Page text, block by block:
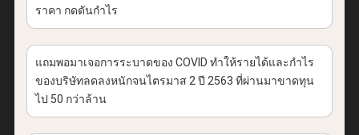
ราคา กดดันกำไร
แถมพอมาเจอการระบาดของ COVID ทำให้รายได้และกำไร
ของบริษัทลดลงหนักจนไตรมาส 2 ปี 2563 ที่ผ่านมาขาดทุน
ไป 50 กว่าล้าน